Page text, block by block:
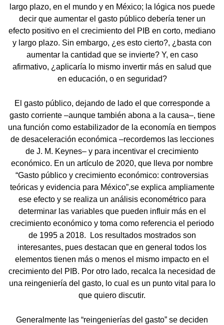
largo plazo, en el mundo y en México; la lógica nos puede
decir que aumentar el gasto público debería tener un
efecto positivo en el crecimiento del PIB en corto, mediano
y largo plazo. Sin embargo, ¿es esto cierto?, ¿basta con
aumentar la cantidad que se invierte? Y, en caso
afirmativo, ¿aplicaría lo mismo invertir más en salud que
en educación, o en seguridad?
El gasto público, dejando de lado el que corresponde a
gasto corriente –aunque también abona a la causa–, tiene
una función como estabilizador de la economía en tiempos
de desaceleración económica –recordemos las lecciones
de J. M. Keynes– y para incentivar el crecimiento
económico. En un artículo de 2020, que lleva por nombre
“Gasto público y crecimiento económico: controversias
teóricas y evidencia para México”,se explica ampliamente
ese efecto y se realiza un análisis econométrico para
determinar las variables que pueden influir más en el
crecimiento económico y toma como referencia el periodo
de 1995 a 2018.
Los resultados mostrados son
interesantes, pues destacan que en general todos los
elementos tienen más o menos el mismo impacto en el
crecimiento del PIB. Por otro lado, recalca la necesidad de
una reingeniería del gasto, lo cual es un punto vital para lo
que quiero discutir.
Generalmente las “reingenierías del gasto” se deciden